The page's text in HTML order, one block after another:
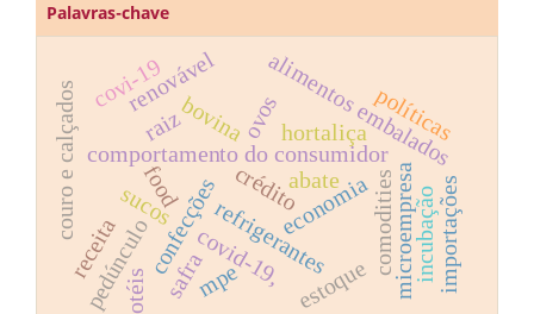
Palavras-chave
economia
confecções
comportamento do consumidor
covid-19,
sucos refrigerantes
crédito
alimentos embalados
hortaliça
comodities
políticas
pedúnculo microempresa
bovina
couro e calçados renovável
safra estoque
incubação
ovos
importações
mpe
food
covi-19
receita
hotéis
abate
raiz